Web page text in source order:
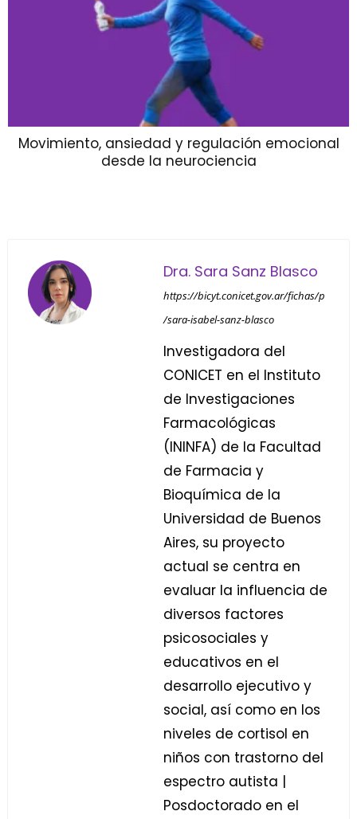
Movimiento, ansiedad y regulación emocional
desde la neurociencia
Dra. Sara Sanz Blasco
https://bicyt.conicet.gov.ar/fichas/p
/sara-isabel-sanz-blasco
Investigadora del
CONICET en el Instituto
de Investigaciones
Farmacológicas
(ININFA) de la Facultad
de Farmacia y
Bioquímica de la
Universidad de Buenos
Aires, su proyecto
actual se centra en
evaluar la influencia de
diversos factores
psicosociales y
educativos en el
desarrollo ejecutivo y
social, así como en los
niveles de cortisol en
niños con trastorno del
espectro autista |
Posdoctorado en el